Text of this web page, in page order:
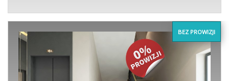
BEZ PROWIZJI